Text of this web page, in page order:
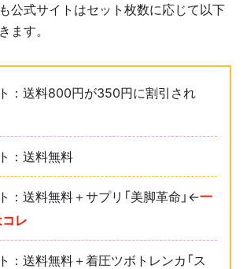
公式サイトはセット枚数に応じて以下
ます。
：送料800円が350円に割引され
：送料無料
：送料無料＋サプリ「美脚革命」←一
レ
：送料無料＋着圧ツボトレンカ「ス